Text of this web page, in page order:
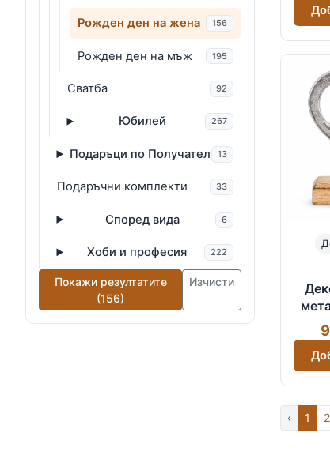
Рожден ден на жена 156
Рожден ден на мъж 195
Сватба 92
Юбилей 267
Подаръци по Получател 13
Подаръчни комплекти 33
Според вида 6
Хоби и професия 222
Покажи резултатите
(156)
Изчисти
‹ 1 2